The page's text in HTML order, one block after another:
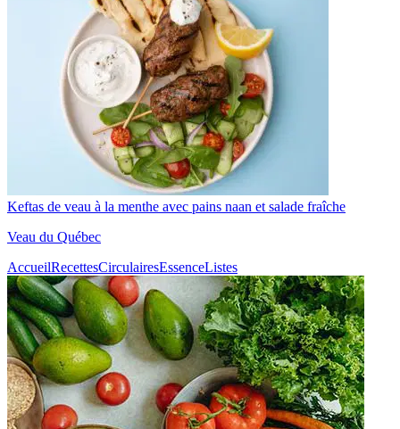
Keftas de veau à la menthe avec pains naan et salade fraîche
Veau du Québec
AccueilRecettesCirculairesEssenceListes